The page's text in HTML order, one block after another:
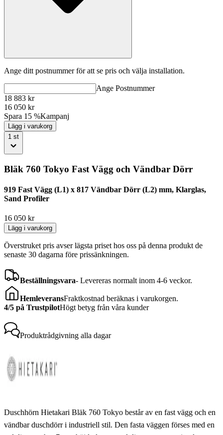
Ange ditt postnummer för att se pris och välja installation.
Ange Postnummer
18 883 kr
16 050 kr
Spara 15 %Kampanj
Lägg i varukorg
1 st
Bläk 760 Tokyo Fast Vägg och Vändbar Dörr
919 Fast Vägg (L1) x 817 Vändbar Dörr (L2) mm, Klarglas,
Sand Profiler
16 050 kr
Lägg i varukorg
Överstruket pris avser lägsta priset hos oss på denna produkt de
senaste 30 dagarna före prissänkningen.
Beställningsvara- Levereras normalt inom 4-6 veckor.
HemleveransFraktkostnad beräknas i varukorgen.
4/5 på TrustpilotHögt betyg från våra kunder
Produktrådgivning alla dagar
Duschhörn Hietakari Bläk 760 Tokyo består av en fast vägg och en
vändbar duschdörr i industriell stil. Den fasta väggen förses med en